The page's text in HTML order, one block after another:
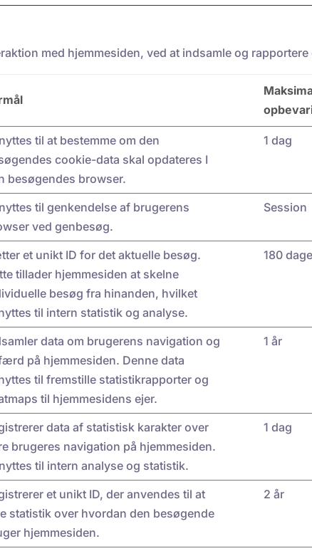
med hjemmesiden, ved at indsamle og
til at bestemme om den
cookie-data skal opdateres I
besøgendes browser.
1 dag
til genkendelse af brugerens
ved genbesøg.
Session
et unikt ID for det aktuelle besøg.
tillader hjemmesiden at skelne
besøg fra hinanden, hvilket
til intern statistik og analyse.
180 dage
data om brugerens navigation og
på hjemmesiden. Denne data
til fremstille statistikrapporter og
til hjemmesidens ejer.
1 år
data af statistisk karakter over
brugeres navigation på hjemmesiden.
til intern analyse og statistik.
1 dag
et unikt ID, der anvendes til at
statistik over hvordan den besøgende
hjemmesiden.
2 år